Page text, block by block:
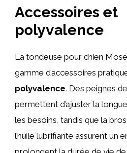
Accessoires et
polyvalence
La tondeuse pour chien
gamme d’accessoires
polyvalence. Des peignes
permettent d’ajuster la
les besoins, tandis que la
l’huile lubrifiante assurent un